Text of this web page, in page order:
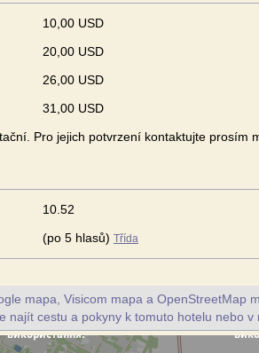
10,00 USD
20,00 USD
26,00 USD
31,00 USD
Pro jejich potvrzení kontaktujte prosím
10.52
(po 5 hlasů) Třída
mapa, Visicom mapa a OpenStreetMap
najít cestu a pokyny k tomuto hotelu nebo v